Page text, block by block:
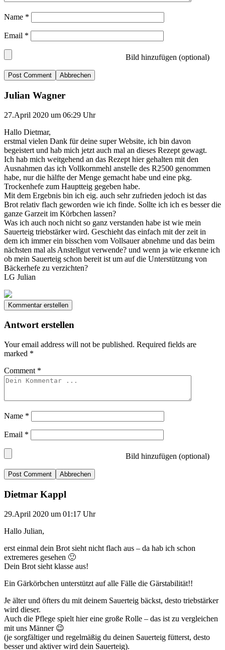
Name *
Email *
Bild hinzufügen (optional)
Abbrechen
Julian Wagner
27.April 2020 um 06:29 Uhr
Hallo Dietmar,
erstmal vielen Dank für deine super Website, ich bin davon
begeistert und hab mich jetzt auch mal an dieses Rezept gewagt.
Ich hab mich weitgehend an das Rezept hier gehalten mit den
Ausnahmen das ich Vollkornmehl anstelle des R2500 genommen
habe, nur die hälfte der Menge gemacht habe und eine pkg.
Trockenhefe zum Hauptteig gegeben habe.
Mit dem Ergebnis bin ich eig. auch sehr zufrieden jedoch ist das
Brot relativ flach geworden wie ich finde. Sollte ich ich es besser die
ganze Garzeit im Körbchen lassen?
Was ich auch noch nicht so ganz verstanden habe ist wie mein
Sauerteig triebstärker wird. Geschieht das einfach mit der zeit in
dem ich immer ein bisschen vom Vollsauer abnehme und das beim
nächsten mal als Anstellgut verwende? und wenn ja wie erkenne ich
ob mein Sauerteig schon bereit ist um auf die Unterstützung von
Bäckerhefe zu verzichten?
LG Julian
Kommentar erstellen
Antwort erstellen
Your email address will not be published. Required fields are
marked *
Comment *
Name *
Email *
Bild hinzufügen (optional)
Abbrechen
Dietmar Kappl
29.April 2020 um 01:17 Uhr
Hallo Julian,
erst einmal dein Brot sieht nicht flach aus – da hab ich schon
extremeres gesehen 🙂
Dein Brot sieht klasse aus!
Ein Gärkörbchen unterstützt auf alle Fälle die Gärstabilität!!
Je älter und öfters du mit deinem Sauerteig bäckst, desto triebstärker
wird dieser.
Auch die Pflege spielt hier eine große Rolle – das ist zu vergleichen
mit uns Männer 😉
(je sorgfältiger und regelmäßig du deinen Sauerteig fütterst, desto
besser und aktiver wird dein Sauerteig).